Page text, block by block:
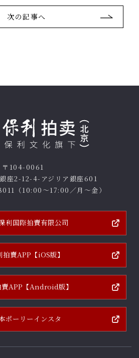
次の記事へ
利国際拍賣有限公司
拍賣APP 【iOS版】
APP 【Android版】
ポーリー インスタ
〒104-0061
座2-12-4-アジリア銀座601
（10:00～17:00／月～金）